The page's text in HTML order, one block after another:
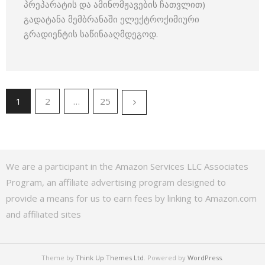
პრეპარატის და ამინომჟავების ჩათვლით)
გადატანა მემბრანაში ელექტროქიმიური
გრადიენტის საწინააღმდეგოდ.
1 2 … 25
We are a participant in the Amazon Services LLC Associates
Program, an affiliate advertising program designed to
provide a means for us to earn fees by linking to Amazon.com
and affiliated sites
Theme by Think Up Themes Ltd. Powered by WordPress.